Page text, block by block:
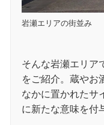
岩瀬エリアの街並み
そんな岩瀬エリア
をご紹介。蔵やお
なかに置かれたサ
に新たな意味を付